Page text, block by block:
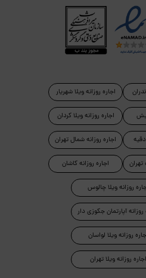
تهران
اجاره روزانه ویلا شهریار
اجاره روزانه ویلا کردان
اجاره روزانه شمال تهران
اجاره روزانه کاشان
روزانه ویلا چالوس
روزانه آپارتمان جکوزی دار
روزانه ویلا لواسان
اجاره روزانه ویلا تهران